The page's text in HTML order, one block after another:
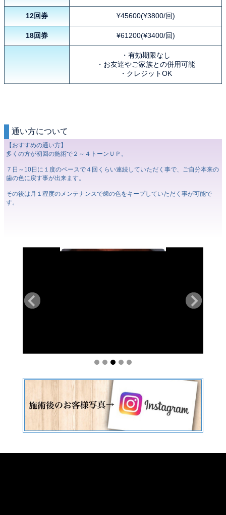
12回券 ¥45600(¥3800/回)
18回券 ¥61200(¥3400/回)
・有効期限なし
・お友達やご家族との併用可能
・クレジットOK
通い方について
【おすすめの通い方】
多くの方が初回の施術で２～４トーンＵＰ。
７日～10日に１度のペースで４回くらい連続していただく事で、ご自分本来の
歯の色に戻す事が出来ます。
その後は月１程度のメンテナンスで歯の色をキープしていただく事が可能で
す。